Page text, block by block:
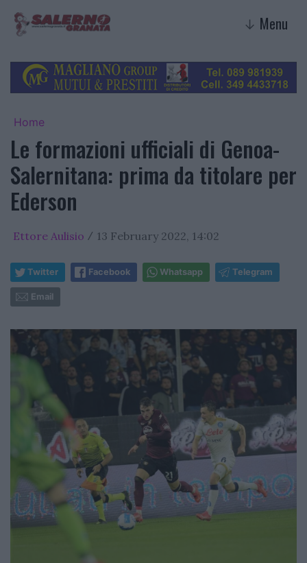
↓ Menu
Home
Le formazioni ufficiali di Genoa-
Salernitana: prima da titolare per
Ederson
Ettore Aulisio / 13 February 2022, 14:02
Twitter Facebook Whatsapp Telegram
Email